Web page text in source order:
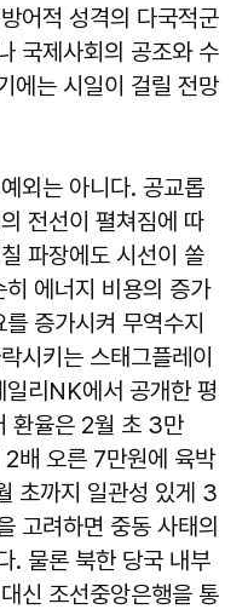
어적 성격의 다국적군
국제사회의 공조와 수
에는 시일이 걸릴 전망
외는 아니다. 공교롭
전선이 펼쳐짐에 따
파장에도 시선이 쏠
에너지 비용의 증가
증가시켜 무역수지
시키는 스태그플레이
리NK에서 공개한 평
환율은 2월 초 3만
배 오른 7만원에 육박
초까지 일관성 있게 3
고려하면 중동 사태의
. 물론 북한 당국 내부
신 조선중앙은행을 통